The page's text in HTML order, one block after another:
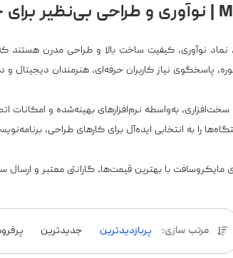
نوآوری، کیفیت ساخت بالا و طراحی مدرن هستند که
پاسخگوی نیاز کاربران حرفه‌ای، هنرمندان دیجیتال
به‌واسطه نرم‌افزارهای بهینه‌شده و امکانات
را به انتخابی ایده‌آل برای کارهای طراحی،
با بهترین قیمت‌ها، گارانتی معتبر و ارسال
مرتب سازی: پربازدیدترین جدیدترین